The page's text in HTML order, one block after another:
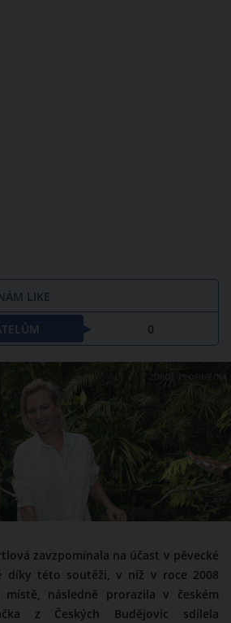
LIKE
0
ZDROJ: PROFIMEDIA
zavzpomínala na účast v pěvecké
díky této soutěži, v níž v roce 2008
následně prorazila v českém
z Českých Budějovic sdílela